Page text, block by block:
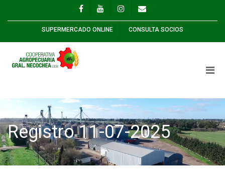
SUPERMERCADO ONLINE CONSULTA SOCIOS
Registro 11-07-2025